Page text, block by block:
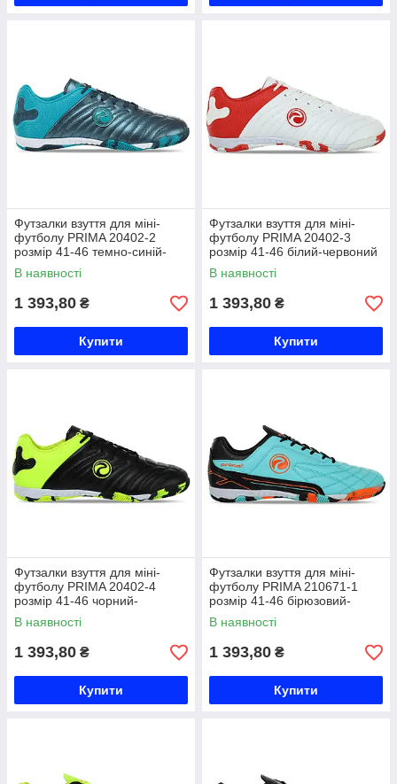
Футзалки взуття для міні-
футболу PRIMA 20402-2
розмір 41-46 темно-синій-
синій Код 20402-2
В наявності
1 393,80 ₴
Купити
Футзалки взуття для міні-
футболу PRIMA 20402-3
розмір 41-46 білий-червоний
Код 20402-3
В наявності
1 393,80 ₴
Купити
Футзалки взуття для міні-
футболу PRIMA 20402-4
розмір 41-46 чорний-
лимонний Код 20402-4
В наявності
1 393,80 ₴
Купити
Футзалки взуття для міні-
футболу PRIMA 210671-1
розмір 41-46 бірюзовий-
чорний Код 210671-1
В наявності
1 393,80 ₴
Купити